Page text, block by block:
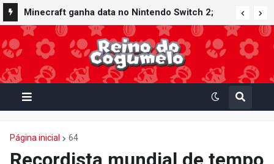
Minecraft ganha data no Nintendo Switch 2;
Super Mario Mash-Up receberá atualização
gráfica exclusiva
Página inicial 64